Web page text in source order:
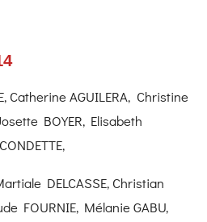
Catherine AGUILERA, Christine
BOYER, Elisabeth
DELCASSE, Christian
FOURNIE, Mélanie GABU,